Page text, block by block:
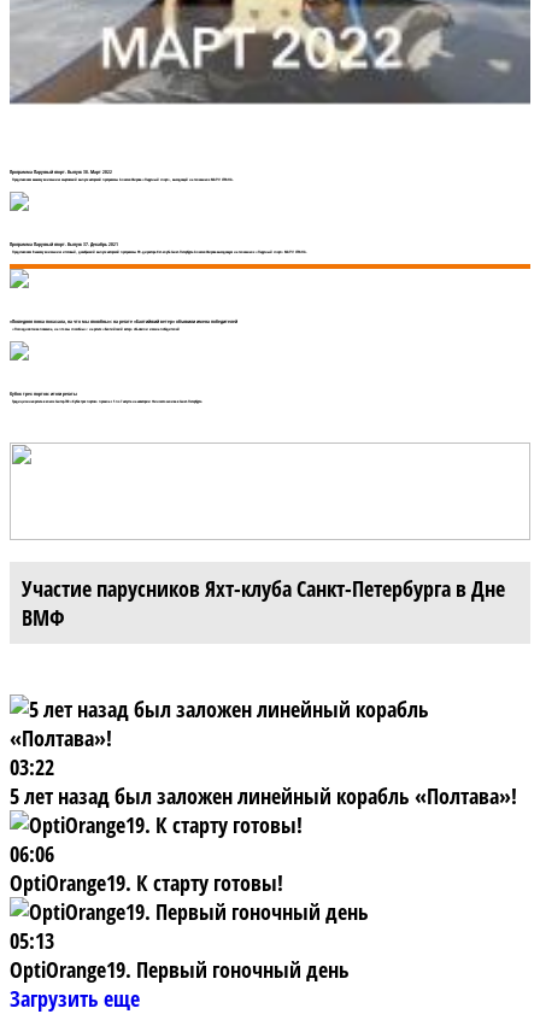
Программа Парусный спорт. Выпуск 38. Март 2022
Представляем вашему вниманию мартовский выпуск авторской программы Алексея Жирова «Парусный спорт», выходящей на телеканале МАТЧ! СТРАНА.
Программа Парусный спорт. Выпуск 37. Декабрь 2021
Представляем Вашему вниманию итоговый, декабрьский выпуск авторской программы PR-директора Яхт-клуба Санкт-Петербурга Алексея Жирова выходящую на телеканале «Парусный спорт» МАТЧ! СТРАНА.
«Последняя гонка показала, на что мы способны»: на регате «Балтийский ветер» объявили имена победителей
«Последняя гонка показала, на что мы способны»: на регате «Балтийский ветер» объявили имена победителей
Кубок трех портов: итоги регаты
Традиционная регата в классе Сантер-760 «Кубок трех портов» прошла с 5 по 7 августа на акватории Финского залива в Санкт-Петербурге.
Участие парусников Яхт-клуба Санкт-Петербурга в Дне
ВМФ
03:22
5 лет назад был заложен линейный корабль «Полтава»!
06:06
OptiOrange19. К старту готовы!
05:13
OptiOrange19. Первый гоночный день
Загрузить еще